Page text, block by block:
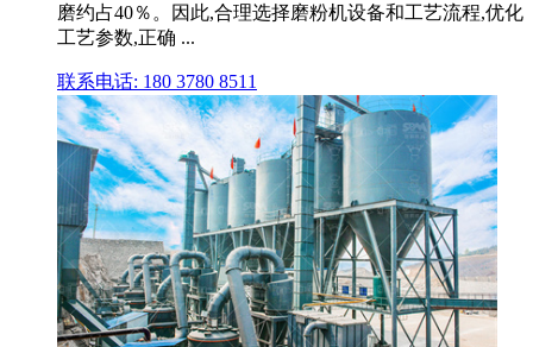
磨约占40％。因此,合理选择磨粉机设备和工艺流程,优化
工艺参数,正确 ...
联系电话: 180 3780 8511